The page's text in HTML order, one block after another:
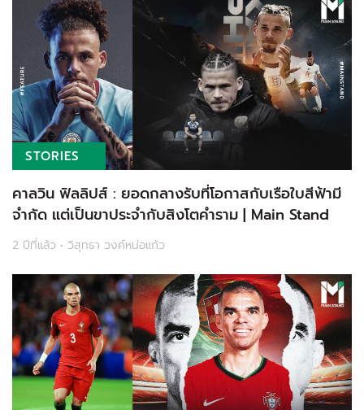
STORIES
คาลวิน ฟิลลิปส์ : ยอดกลางรับที่โอกาสกับเรือใบสีฟ้ามี
จำกัด แต่เป็นขาประจำกับสิงโตคำราม | Main Stand
2 ปีที่แล้ว • วิสุทธา วงค์หน่อแก้ว